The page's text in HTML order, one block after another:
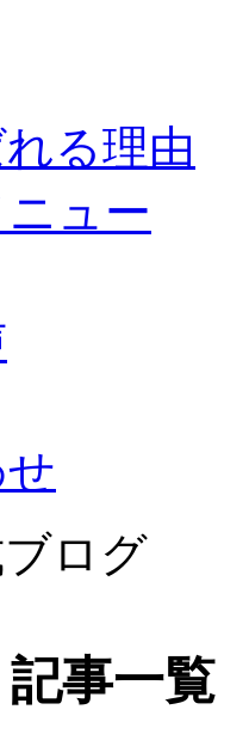
る理由
ュー
ログ
記事一覧